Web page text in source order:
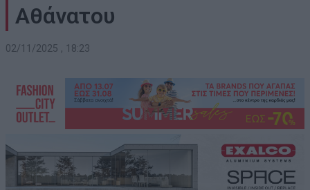
Αθάνατου
02/11/2025 , 18:23